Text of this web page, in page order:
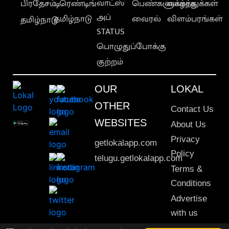
பிரதேசம்
தமிழ்நாடு
டிரெண்டிங்
தமிழ்நாடு அப்
STATUS
பொழுதுப்போக்கு
குற்றம்
பெண்களுக்காக
வைரல்
வாழ்த்துக்கள்
விளம்பரங்கள்
OUR
OTHER
WEBSITES
getlokalapp.com
telugu.getlokalapp.com
LOKAL
Contact Us
About Us
Privacy
Policy
Terms &
Conditions
Advertise
with us